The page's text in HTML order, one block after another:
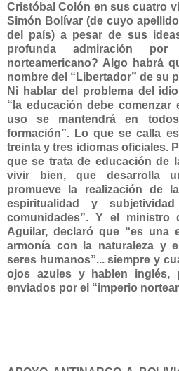
Cristóbal Colón en sus cuatro
Simón Bolívar (de cuyo
del país) a pesar de sus
profunda admiración
norteamericano? Algo habrá
nombre del “Libertador” de su
Ni hablar del problema del
“la educación debe comenzar
uso se mantendrá en
formación”. Lo que se calla
treinta y tres idiomas oficiales.
que se trata de educación de
vivir bien, que desarrolla
promueve la realización de
espiritualidad y
comunidades”. Y el ministro
Aguilar, declaró que “es una
armonía con la naturaleza y
seres humanos”... siempre y
ojos azules y hablen inglés,
enviados por el “imperio